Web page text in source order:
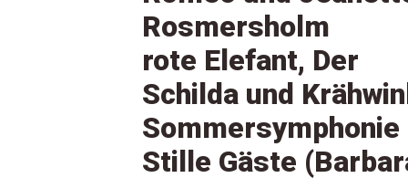
Rosmersholm
rote Elefant, Der
Schilda und
Sommersymphonie
Stille Gäste